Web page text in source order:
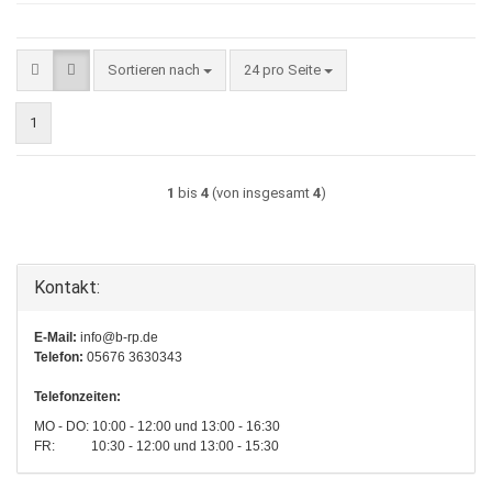
Sortieren nach
Sortieren nach 24 pro Seite
pro Seite
1
1 bis 4(von insgesamt 4)
Kontakt:
E-Mail: info@b-rp.de
Telefon: 05676 3630343
Telefonzeiten:
MO - DO: 10:00 - 12:00 und 13:00 - 16:30
FR: 10:30 - 12:00 und 13:00 - 15:30